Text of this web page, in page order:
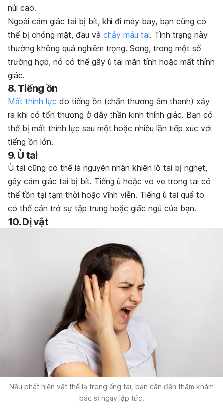
núi cao.
Ngoài cảm giác tai bị bít, khi đi máy bay, bạn cũng có
thể bị chóng mặt, đau và chảy máu tai. Tình trạng này
thường không quá nghiêm trọng. Song, trong một số
trường hợp, nó có thể gây ù tai mãn tính hoặc mất thính
giác.
8. Tiếng ồn
Mất thính lực do tiếng ồn (chấn thương âm thanh) xảy
ra khi có tổn thương ở dây thần kinh thính giác. Bạn có
thể bị mất thính lực sau một hoặc nhiều lần tiếp xúc với
tiếng ồn lớn.
9. Ù tai
Ù tai cũng có thể là nguyên nhân khiến lỗ tai bị nghẹt,
gây cảm giác tai bị bít. Tiếng ù hoặc vo ve trong tai có
thể tồn tại tạm thời hoặc vĩnh viễn. Tiếng ù tai quá to
có thể cản trở sự tập trung hoặc giấc ngủ của bạn.
10. Dị vật
Nếu phát hiện vật thể lạ trong ống tai, bạn cần đến thăm khám
bác sĩ ngay lập tức.